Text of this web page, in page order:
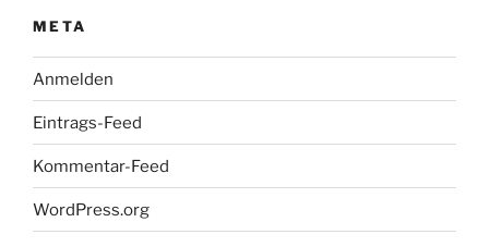
META
Anmelden
Eintrags-Feed
Kommentar-Feed
WordPress.org